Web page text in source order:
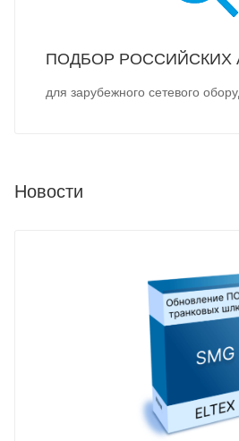
ПОДБОР РОССИЙСКИХ
для зарубежного сетевого
Новости